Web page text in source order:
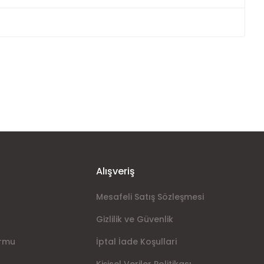
Alışveriş
Mesafeli Satış Sözleşmesi
Gizlilik ve Güvenlik
İptal İade Koşullari